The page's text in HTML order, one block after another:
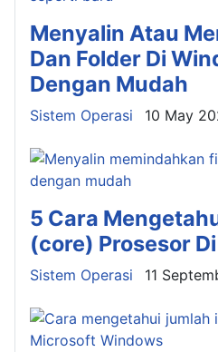
Menyalin Atau
Dan Folder Di
Dengan Mudah
Details
Sistem Operasi 10 May
5 Cara
(core) Prosesor
Details
Sistem Operasi 11